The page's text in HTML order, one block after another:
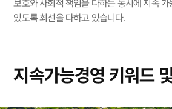
보호와 사회적 책임을 다하는 동시에 지속
있도록 최선을 다하고 있습니다.
지속가능경영 키워드